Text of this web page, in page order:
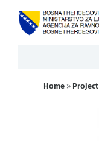
Home » Project